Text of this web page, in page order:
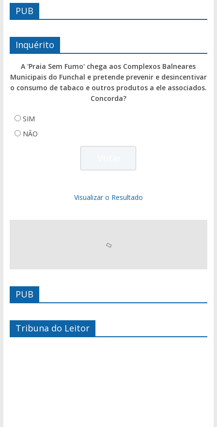
PUB
Inquérito
A 'Praia Sem Fumo' chega aos Complexos Balneares
Municipais do Funchal e pretende prevenir e desincentivar
o consumo de tabaco e outros produtos a ele associados.
Concorda?
SIM
NÃO
Visualizar o Resultado
PUB
Tribuna do Leitor